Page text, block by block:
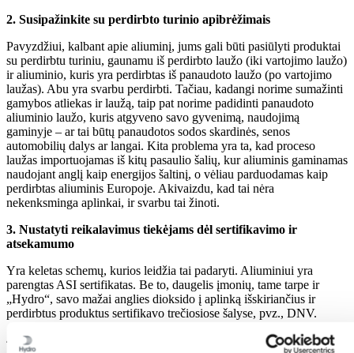
2. Susipažinkite su perdirbto turinio apibrėžimais
Pavyzdžiui, kalbant apie aliuminį, jums gali būti pasiūlyti produktai
su perdirbtu turiniu, gaunamu iš perdirbto laužo (iki vartojimo laužo)
ir aliuminio, kuris yra perdirbtas iš panaudoto laužo (po vartojimo
laužas). Abu yra svarbu perdirbti. Tačiau, kadangi norime sumažinti
gamybos atliekas ir laužą, taip pat norime padidinti panaudoto
aliuminio laužo, kuris atgyveno savo gyvenimą, naudojimą
gaminyje – ar tai būtų panaudotos sodos skardinės, senos
automobilių dalys ar langai. Kita problema yra ta, kad proceso
laužas importuojamas iš kitų pasaulio šalių, kur aliuminis gaminamas
naudojant anglį kaip energijos šaltinį, o vėliau parduodamas kaip
perdirbtas aliuminis Europoje. Akivaizdu, kad tai nėra
nekenksminga aplinkai, ir svarbu tai žinoti.
3. Nustatyti reikalavimus tiekėjams dėl sertifikavimo ir
atsekamumo
Yra keletas schemų, kurios leidžia tai padaryti. Aliuminiui yra
parengtas ASI sertifikatas. Be to, daugelis įmonių, tame tarpe ir
„Hydro“, savo mažai anglies dioksido į aplinką išskiriančius ir
perdirbtus produktus sertifikavo trečiosiose šalyse, pvz., DNV.
4. Susipažinkite su ekologiniu dizainu